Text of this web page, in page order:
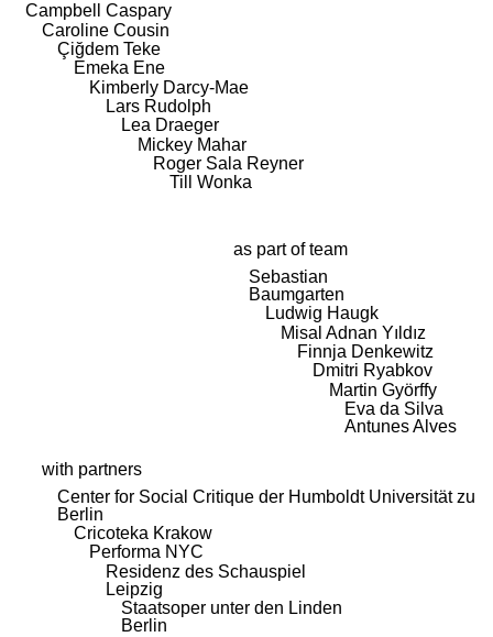
Campbell Caspary
Caroline Cousin
Çiğdem Teke
Emeka Ene
Kimberly Darcy-Mae
Lars Rudolph
Lea Draeger
Mickey Mahar
Roger Sala Reyner
Till Wonka
as part of team
Sebastian
Baumgarten
Ludwig Haugk
Misal Adnan Yıldız
Finnja Denkewitz
Dmitri Ryabkov
Martin Györffy
Eva da Silva
Antunes Alves
with partners
Center for Social Critique der Humboldt Universität zu
Berlin
Cricoteka Krakow
Performa NYC
Residenz des Schauspiel
Leipzig
Staatsoper unter den Linden
Berlin